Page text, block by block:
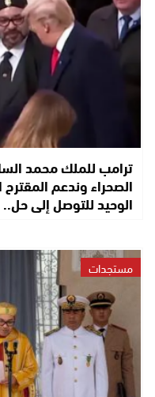
ترامب للملك محمد
الصحراء وندعم
الوحيد للتوصل إلى حل..
مستجدات